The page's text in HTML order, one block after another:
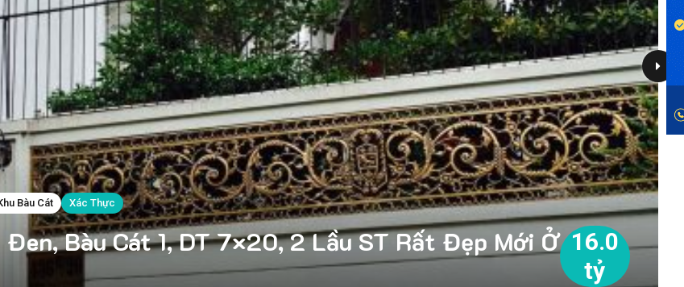
Bàu Cát Xác Thực
Bàu Cát 1, DT 7×20, 2 Lầu ST Rất Đẹp Mới Ở 16.0
tỷ